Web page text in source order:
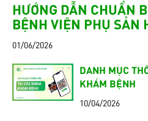
HƯỚNG DẪN CHUẨN
BỆNH VIỆN PHỤ SẢN
01/06/2026
DANH MỤC
KHÁM BỆNH
10/04/2026